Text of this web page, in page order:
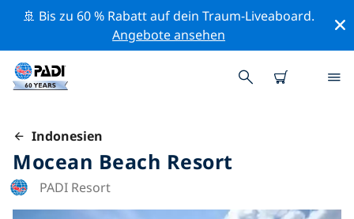
🚢 Bis zu 60 % Rabatt auf dein Traum-Liveaboard.
Angebote ansehen
Indonesien
Mocean Beach Resort
PADI Resort